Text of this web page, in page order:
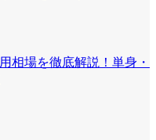
相場を徹底解説！単身・